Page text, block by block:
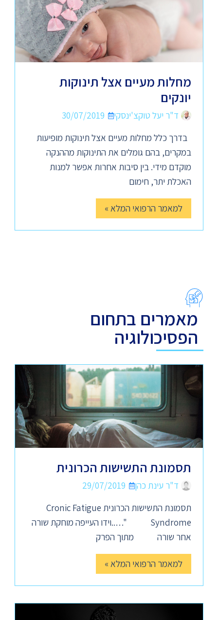
מחלות מעיים אצל תינוקות
יונקים
ד"ר יעל טוקצ'ינסקי
30/07/2019
בדרך כלל מחלות מעיים אצל תינוקות מופיעות
במקרים, בהם גומלים את התינוקות מההנקה
מוקדם מידי. בין סיבות אחרות אפשר למנות
האכלת יתר, חימום
למאמר הרפואי המלא »
מאמרים בתחום
הפסיכולוגיה
תסמונת התשישות הכרונית
ד"ר עינת כהן
29/07/2019
תסמונת התשישות הכרונית Cronic Fatigue
Syndrome "…..וידו העייפה מוחקת שורה
אחר שורה מתוך הפרק
למאמר הרפואי המלא »